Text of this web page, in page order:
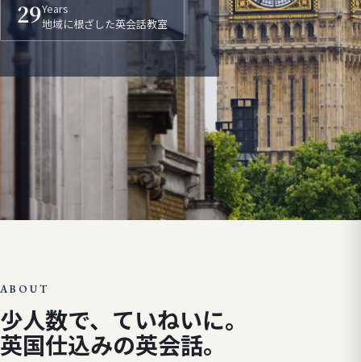
29Years
地域に根ざした英会話教室
ABOUT
少人数で、ていねいに。
英国仕込みの英会話。